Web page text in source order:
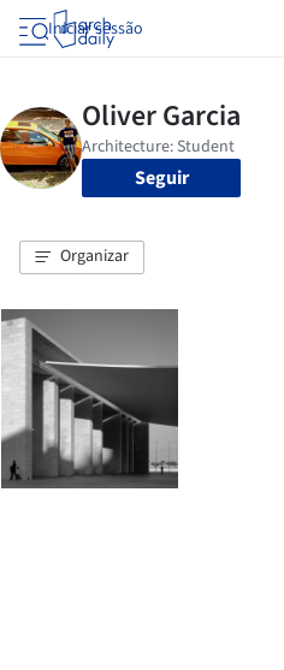
Iniciar sessão
Seguir
Organizar